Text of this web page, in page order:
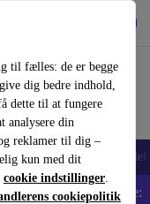
til fælles: de er begge
dig bedre indhold,
dette til at fungere
analysere din
reklamer til dig –
kun med dit
cookie indstillinger.
cookiepolitik
Tilbehør
computere - Kode: